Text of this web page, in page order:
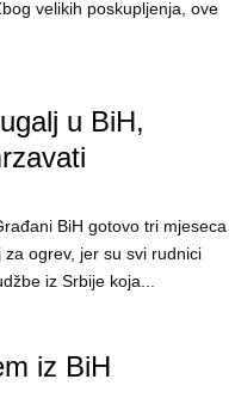
velikih poskupljenja, ove
u BiH,
BiH gotovo tri mjeseca
ogrev, jer su svi rudnici
iz Srbije koja...
iz BiH